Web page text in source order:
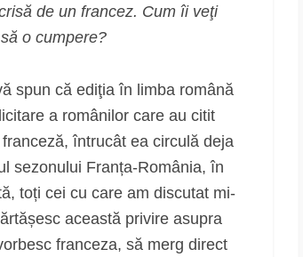
de un francez. Cum îi veţi
o cumpere?
spun că ediţia în limba română
a românilor care au citit
întrucât ea circulă deja
sezonului Franța-România, în
toți cei cu care am discutat mi-
această privire asupra
franceza, să merg direct